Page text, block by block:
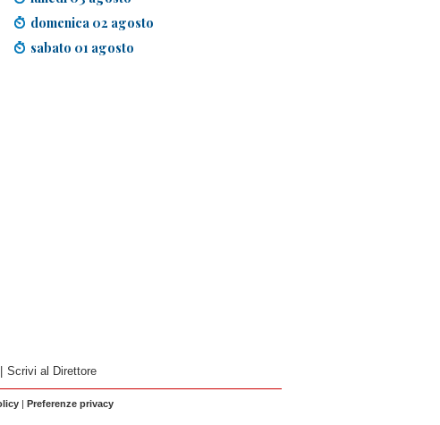
domenica 02 agosto
sabato 01 agosto
Scrivi al Direttore
| Preferenze privacy